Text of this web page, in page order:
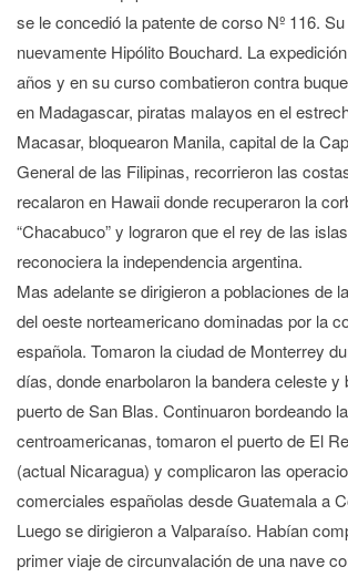
se le concedió la patente de corso Nº 116.
nuevamente Hipólito Bouchard. La
años y en su curso combatieron contra
en Madagascar, piratas malayos en el
Macasar, bloquearon Manila, capital de la
General de las Filipinas, recorrieron las
recalaron en Hawaii donde recuperaron la
“Chacabuco” y lograron que el rey de las islas
reconociera la independencia argentina.
Mas adelante se dirigieron a poblaciones de
del oeste norteamericano dominadas por la
española. Tomaron la ciudad de Monterrey
días, donde enarbolaron la bandera celeste y
puerto de San Blas. Continuaron bordeando
centroamericanas, tomaron el puerto de El
(actual Nicaragua) y complicaron las
comerciales españolas desde Guatemala a
Luego se dirigieron a Valparaíso. Habían
primer viaje de circunvalación de una nave